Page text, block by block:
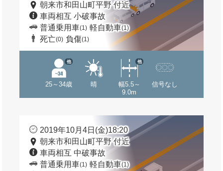
朝来市和田山町平野 付近
車両相互 小破事故
普通乗用車(1) 軽自動車(1)
死亡(0) 負傷(1)
25～34歳
他
晴
幅5.5～
9.0m
他
信号なし
2019年10月4日(金)18:20
朝来市和田山町平野 付近
車両相互 中破事故
普通乗用車(1) 軽自動車(1)